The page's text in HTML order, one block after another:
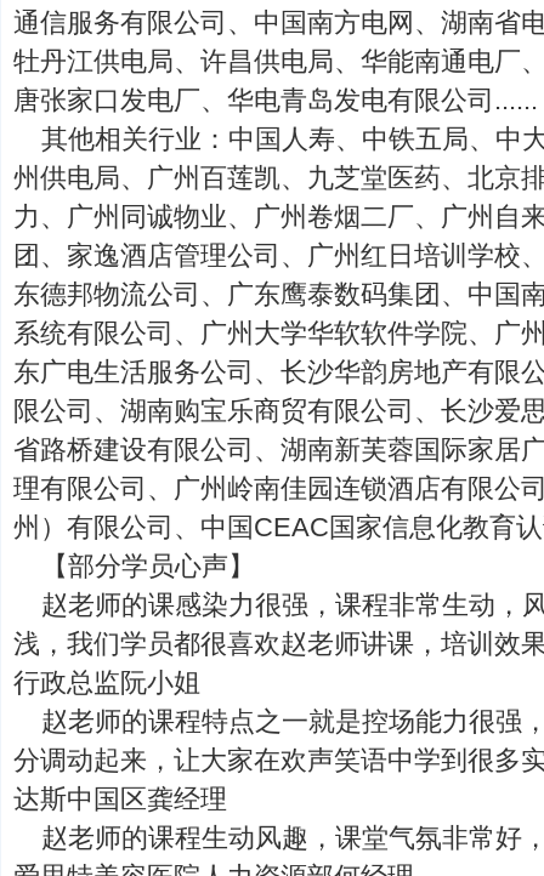
通信服务有限公司、中国南方电网、湖南省
牡丹江供电局、许昌供电局、华能南通电厂
唐张家口发电厂、华电青岛发电有限公司......
其他相关行业：中国人寿、中铁五局、中
州供电局、广州百莲凯、九芝堂医药、北京
力、广州同诚物业、广州卷烟二厂、广州自
团、家逸酒店管理公司、广州红日培训学校
东德邦物流公司、广东鹰泰数码集团、中国
系统有限公司、广州大学华软软件学院、广
东广电生活服务公司、长沙华韵房地产有限
限公司、湖南购宝乐商贸有限公司、长沙爱
省路桥建设有限公司、湖南新芙蓉国际家居
理有限公司、广州岭南佳园连锁酒店有限公
州）有限公司、中国CEAC国家信息化教育
【部分学员心声】
赵老师的课感染力很强，课程非常生动，
浅，我们学员都很喜欢赵老师讲课，培训
行政总监阮小姐
赵老师的课程特点之一就是控场能力很强
分调动起来，让大家在欢声笑语中学到很
达斯中国区龚经理
赵老师的课程生动风趣，课堂气氛非常